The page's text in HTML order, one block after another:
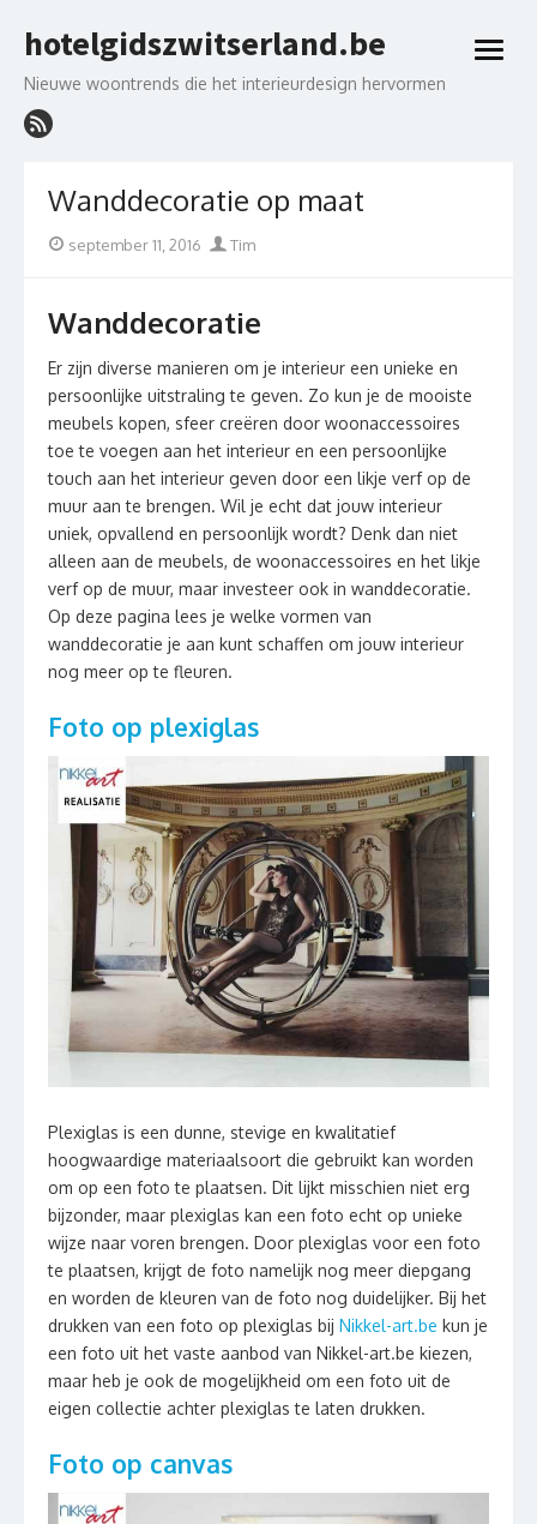
to
hotelgidszwitserland.be
Nieuwe woontrends die het interieurdesign hervormen
open
Wanddecoratie op maat
Posted
september 11, 2016 Author
Tim
Wanddecoratie
Er zijn diverse manieren om je interieur een unieke en
persoonlijke uitstraling te geven. Zo kun je de mooiste
meubels kopen, sfeer creëren door woonaccessoires
toe te voegen aan het interieur en een persoonlijke
touch aan het interieur geven door een likje verf op de
muur aan te brengen. Wil je echt dat jouw interieur
uniek, opvallend en persoonlijk wordt? Denk dan niet
alleen aan de meubels, de woonaccessoires en het likje
verf op de muur, maar investeer ook in wanddecoratie.
Op deze pagina lees je welke vormen van
wanddecoratie je aan kunt schaffen om jouw interieur
nog meer op te fleuren.
Foto op plexiglas
Plexiglas is een dunne, stevige en kwalitatief
hoogwaardige materiaalsoort die gebruikt kan worden
om op een foto te plaatsen. Dit lijkt misschien niet erg
bijzonder, maar plexiglas kan een foto echt op unieke
wijze naar voren brengen. Door plexiglas voor een foto
te plaatsen, krijgt de foto namelijk nog meer diepgang
en worden de kleuren van de foto nog duidelijker. Bij het
drukken van een foto op plexiglas bij Nikkel-art.be kun je
een foto uit het vaste aanbod van Nikkel-art.be kiezen,
maar heb je ook de mogelijkheid om een foto uit de
eigen collectie achter plexiglas te laten drukken.
Foto op canvas